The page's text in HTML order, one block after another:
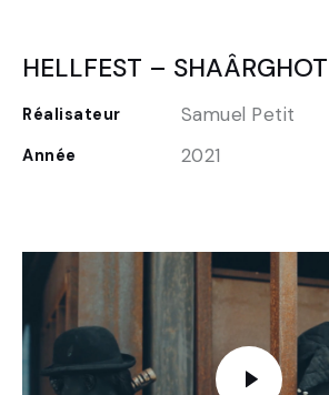
HELLFEST – SHAÂRGHOT
Réalisateur Samuel Petit
Année 2021